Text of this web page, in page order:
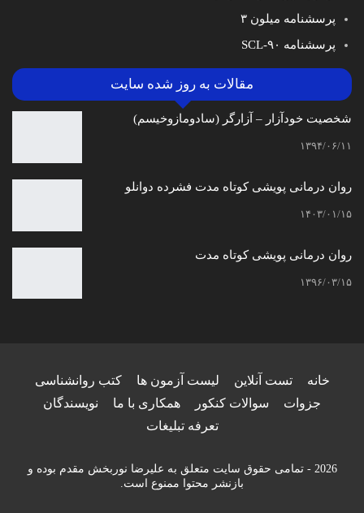
پرسشنامه میلون ۳
پرسشنامه SCL-۹۰
مقالات به روز شده سایت
شخصیت خودآزار – آزارگر (سادومازوخیسم)
۱۳۹۴/۰۶/۱۱
روان درمانی پویشی کوتاه مدت فشرده دوانلو
۱۴۰۳/۰۱/۱۵
روان درمانی پویشی کوتاه مدت
۱۳۹۶/۰۳/۱۵
خانه تست آنلاین لیست آزمون ها
کتب روانشناسی
جزوات
سوالات کنکور همکاری با ما
نویسندگان
تعرفه تبلیغات
2026 - تمامی حقوق سایت متعلق به علیرضا نوربخش مقدم بوده و
بازنشر محتوا ممنوع است.